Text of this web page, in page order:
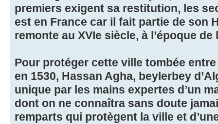
premiers exigent sa restitution, les
est en France car il fait partie de son
remonte au XVIe siècle, à l’époque de
Pour protéger cette ville tombée
en 1530, Hassan Agha, beylerbey
unique par les mains expertes d’un
dont on ne connaîtra sans doute
remparts qui protègent la ville et